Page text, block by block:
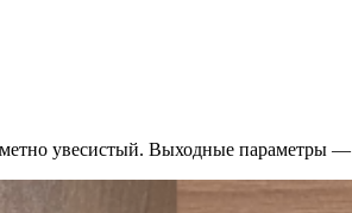
увесистый. Выходные параметры —